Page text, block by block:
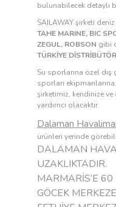
bulunabilecek detaylı
SAILAWAY şirketi
TAHE MARINE, BIC
ZEGUL, ROBSON gibi
TÜRKİYE
Su sporlarına özel
sporları
şirketimiz, kendinize ve
yardımcı olacaktır.
Dalaman
ürünleri yerinde
DALAMAN
UZAKLIKTADIR.
MARMARİS’E
GÖCEK